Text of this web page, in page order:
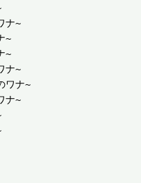
ナ~
~
~
ナ~
ワナ~
ナ~